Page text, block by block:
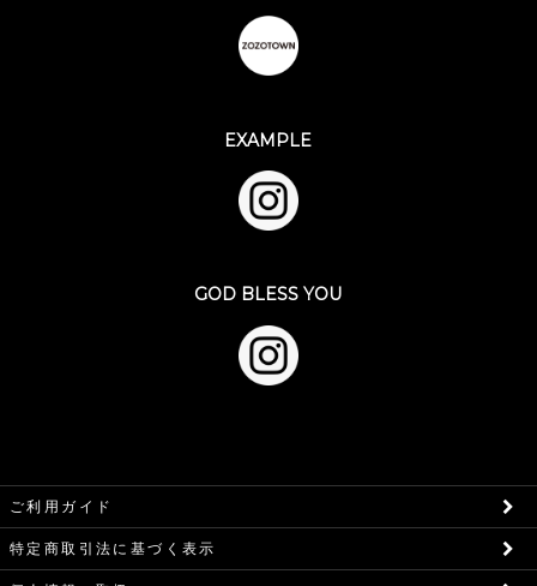
EXAMPLE
GOD BLESS YOU
ご利用ガイド
特定商取引法に基づく表示